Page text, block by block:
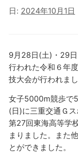
日: 2024年10月1日
9月28日(土)・29
行われた令和６年
技大会が行われまし
女子5000m競歩で
(日)に三重交通Ｇ
第27回東海高等学
まりました。また
とができました。